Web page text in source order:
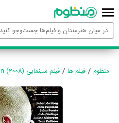
منظوم فیلم ها فیلم سینمایی Skin (2008)